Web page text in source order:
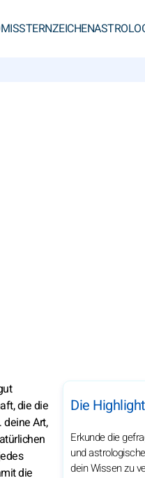
STERNZEICHEN
die die
Art,
die
Die
Erkunde die
und
dein Wissen zu